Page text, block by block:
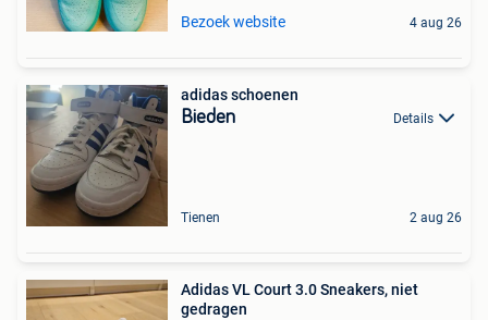
Bezoek website 4 aug 26
adidas schoenen
Bieden Details
Tienen 2 aug 26
Adidas VL Court 3.0 Sneakers, niet
gedragen